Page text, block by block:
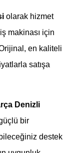
olarak hizmet
makinası için
en kaliteli
satışa
Denizli
bir
destek